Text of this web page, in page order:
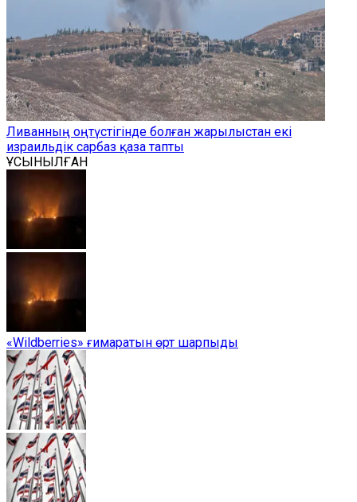
Ливанның оңтүстігінде болған жарылыстан екі
израильдік сарбаз қаза тапты
ҰСЫНЫЛҒАН
«Wildberries» ғимаратын өрт шарпыды